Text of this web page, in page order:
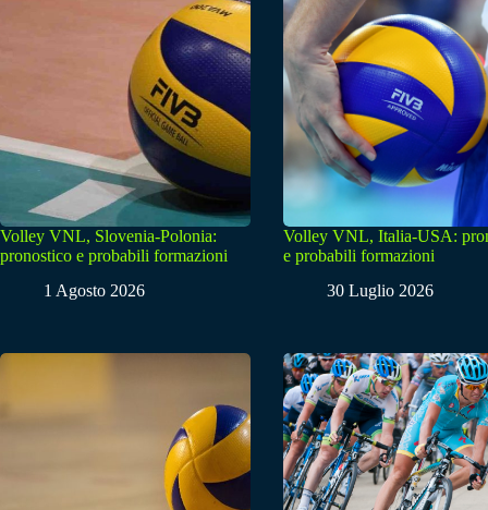
Volley VNL, Slovenia-Polonia:
pronostico e probabili formazioni
1 Agosto 2026
Volley VNL, Italia-USA:
e probabili formazioni
30 Luglio 2026